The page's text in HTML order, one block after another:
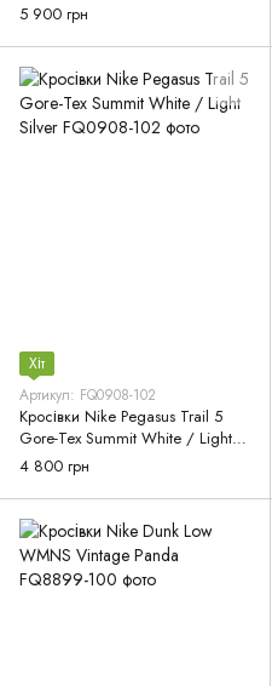
5 900 грн
Хіт
Артикул: FQ0908-102
Кросівки Nike Pegasus Trail 5
Gore-Tex Summit White / Light
Silver
4 800 грн